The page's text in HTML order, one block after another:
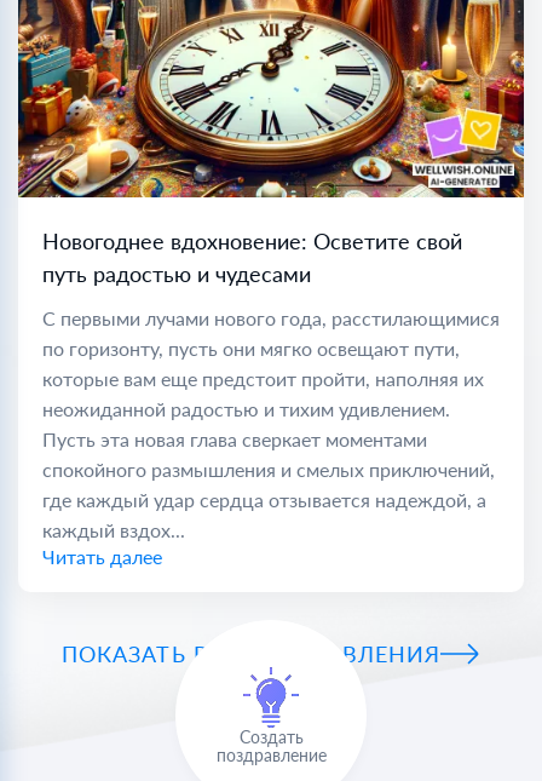
Новогоднее вдохновение: Осветите свой
путь радостью и чудесами
С первыми лучами нового года, расстилающимися
по горизонту, пусть они мягко освещают пути,
которые вам еще предстоит пройти, наполняя их
неожиданной радостью и тихим удивлением.
Пусть эта новая глава сверкает моментами
спокойного размышления и смелых приключений,
где каждый удар сердца отзывается надеждой, а
каждый вздох...
Читать далее
ПОКАЗАТЬ ВСЕ ПОЗДРАВЛЕНИЯ
Создать
поздравление